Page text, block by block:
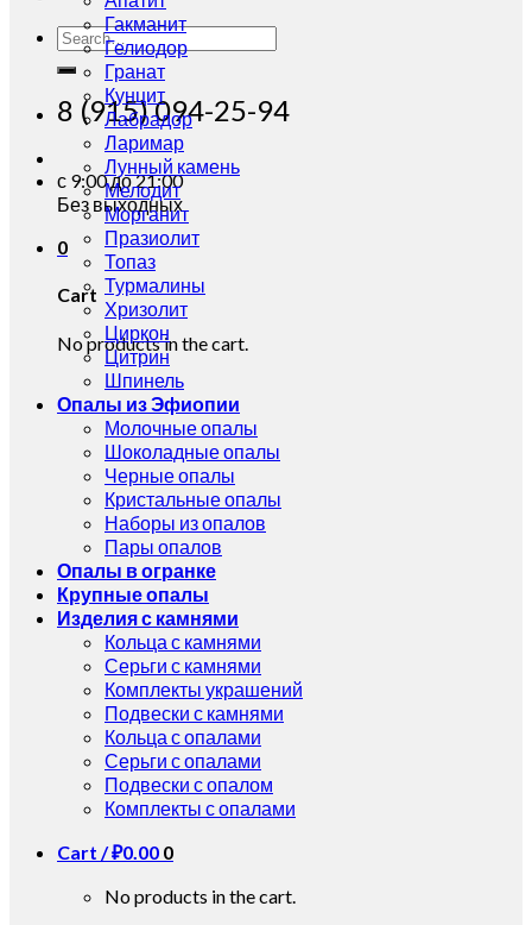
Search
for:
8 (915) 094-25-94
с 9:00 до 21:00
Без выходных
0
Cart
No products in the cart.
Гакманит
Гелиодор
Гранат
Кунцит
Лабрадор
Ларимар
Лунный камень
Мелодит
Морганит
Празиолит
Топаз
Турмалины
Хризолит
Циркон
Цитрин
Шпинель
Опалы из Эфиопии
Молочные опалы
Шоколадные опалы
Черные опалы
Кристальные опалы
Наборы из опалов
Пары опалов
Опалы в огранке
Крупные опалы
Изделия с камнями
Кольца с камнями
Серьги с камнями
Комплекты украшений
Подвески с камнями
Кольца с опалами
Серьги с опалами
Подвески с опалом
Комплекты с опалами
Cart /₽0.00 0
No products in the cart.